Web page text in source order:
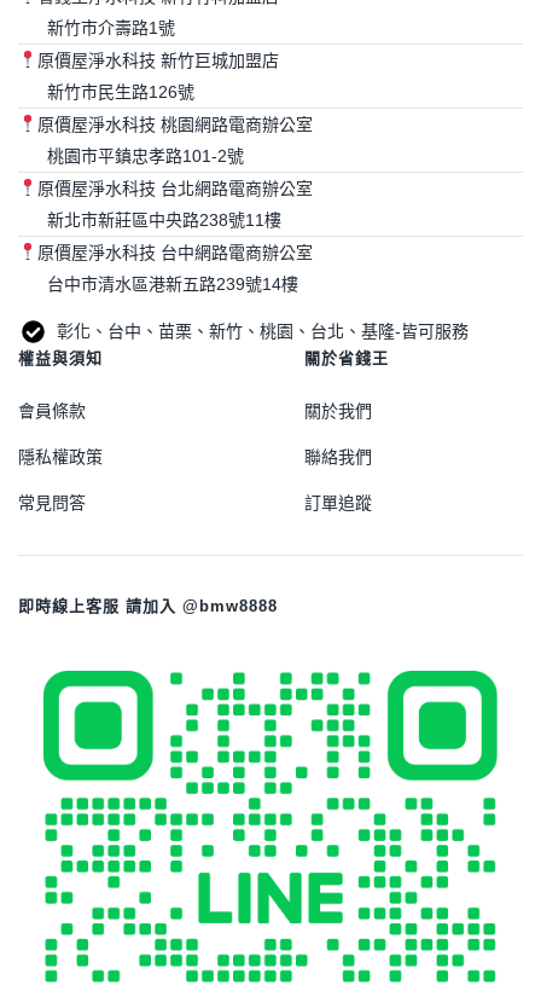
新竹市介壽路1號
原價屋淨水科技 新竹巨城加盟店
新竹市民生路126號
原價屋淨水科技 桃園網路電商辦公室
桃園市平鎮忠孝路101-2號
原價屋淨水科技 台北網路電商辦公室
新北市新莊區中央路238號11樓
原價屋淨水科技 台中網路電商辦公室
台中市清水區港新五路239號14樓
彰化、台中、苗栗、新竹、桃園、台北、基隆-皆可服務
權益與須知
會員條款
隱私權政策
常見問答
關於省錢王
關於我們
聯絡我們
訂單追蹤
即時線上客服 請加入 @bmw8888